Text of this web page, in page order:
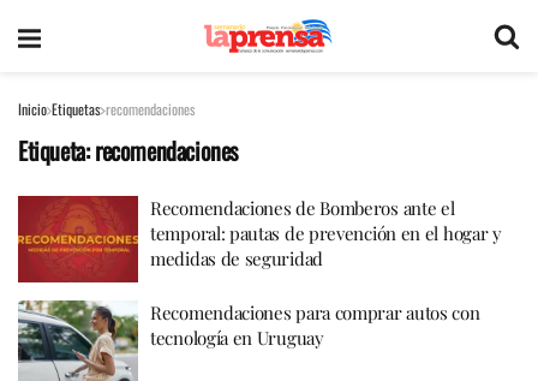
Inicio Etiquetas recomendaciones
Etiqueta:recomendaciones
Recomendaciones de Bomberos ante el
temporal: pautas de prevención en el hogar y
medidas de seguridad
Recomendaciones para comprar autos con
tecnología en Uruguay